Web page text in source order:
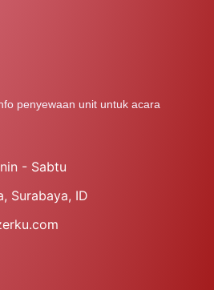
penyewaan unit untuk acara
- Sabtu
Surabaya, ID